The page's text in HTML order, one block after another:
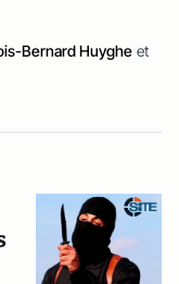
Bernard Huyghe et